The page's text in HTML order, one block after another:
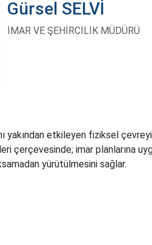
Gürsel SELVİ
İMAR VE ŞEHİRCİLİK MÜDÜRÜ
yakından etkileyen fiziksel
çerçevesinde; imar planlarına
yürütülmesini sağlar.